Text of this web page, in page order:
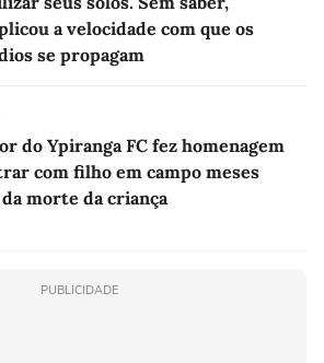
a velocidade com que os
se propagam
do Ypiranga FC fez homenagem
com filho em campo meses
morte da criança
PUBLICIDADE